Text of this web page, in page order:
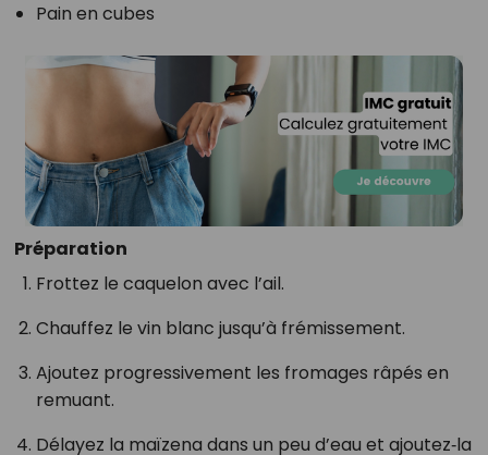
Pain en cubes
Préparation
Frottez le caquelon avec l’ail.
Chauffez le vin blanc jusqu’à frémissement.
Ajoutez progressivement les fromages râpés en
remuant.
Délayez la maïzena dans un peu d’eau et ajoutez‑la